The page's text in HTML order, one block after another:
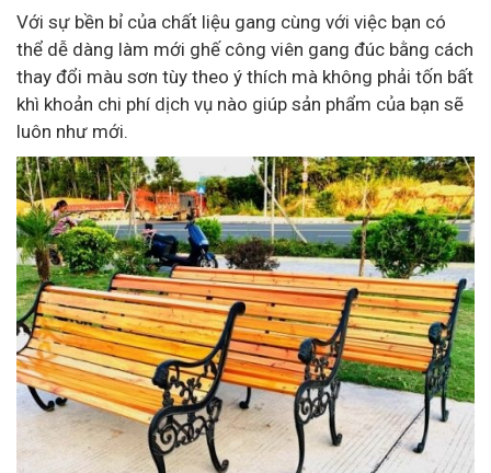
Với sự bền bỉ của chất liệu gang cùng với việc bạn có
thể dễ dàng làm mới ghế công viên gang đúc bằng cách
thay đổi màu sơn tùy theo ý thích mà không phải tốn bất
khì khoản chi phí dịch vụ nào giúp sản phẩm của bạn sẽ
luôn như mới.